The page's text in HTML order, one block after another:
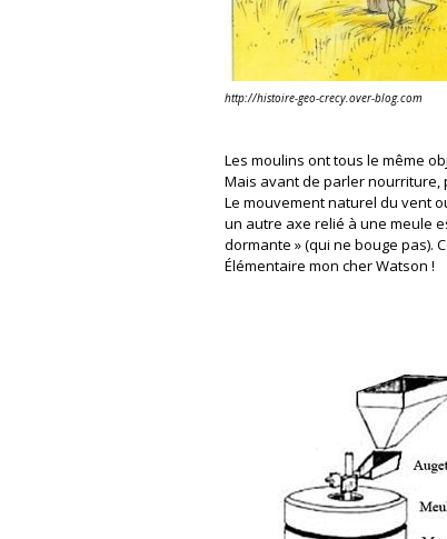
http://histoire-geo-crecy.over-blog.com
Les moulins ont tous le même
Mais avant de parler nourriture,
Le mouvement naturel du vent
un autre axe relié à une meule
dormante » (qui ne bouge pas).
Élémentaire mon cher Watson !